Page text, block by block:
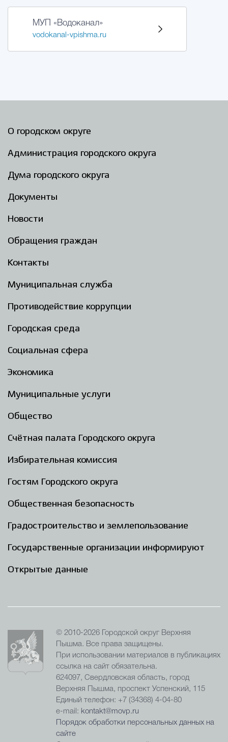
МУП «Водоканал»
vodokanal-vpishma.ru
О городском округе
Администрация городского округа
Дума городского округа
Документы
Новости
Обращения граждан
Контакты
Муниципальная служба
Противодействие коррупции
Городская среда
Социальная сфера
Экономика
Муниципальные услуги
Общество
Счётная палата Городского округа
Избирательная комиссия
Гостям Городского округа
Общественная безопасность
Градостроительство и землепользование
Государственные организации информируют
Открытые данные
© 2010-2026 Городской округ Верхняя
Пышма. Все права защищены.
При использовании материалов в публикациях
ссылка на сайт обязательна.
624097, Свердловская область, город
Верхняя Пышма, проспект Успенский, 115
Единый телефон: +7 (34368) 4-04-80
e-mail: kontakt@movp.ru
Порядок обработки персональных данных на
сайте